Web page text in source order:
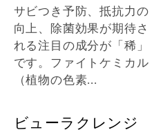
サビつき予防、抵抗力の
向上、除菌効果が期待さ
れる注目の成分が「稀」
です。ファイトケミカル
（植物の色素...
ビューラクレンジ